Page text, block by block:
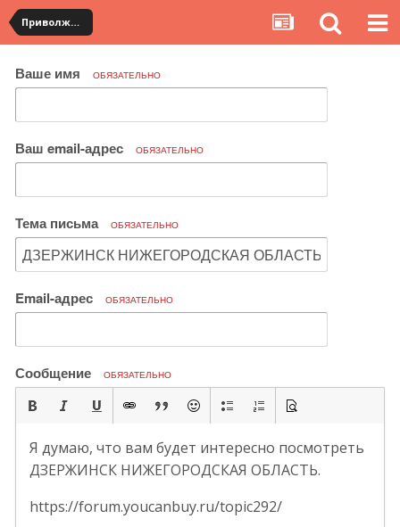
Приволжский федеральный округ
Ваше имя ОБЯЗАТЕЛЬНО
Ваш email-адрес ОБЯЗАТЕЛЬНО
Тема письма ОБЯЗАТЕЛЬНО
Email-адрес ОБЯЗАТЕЛЬНО
Сообщение ОБЯЗАТЕЛЬНО
Я думаю, что вам будет интересно посмотреть
ДЗЕРЖИНСК НИЖЕГОРОДСКАЯ ОБЛАСТЬ.
https://forum.youcanbuy.ru/topic292/